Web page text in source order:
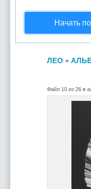
Начать
ЛЕО »
Файл 10 из 26 в